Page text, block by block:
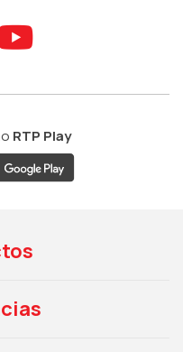
ao ao
Aceder
RTP Play